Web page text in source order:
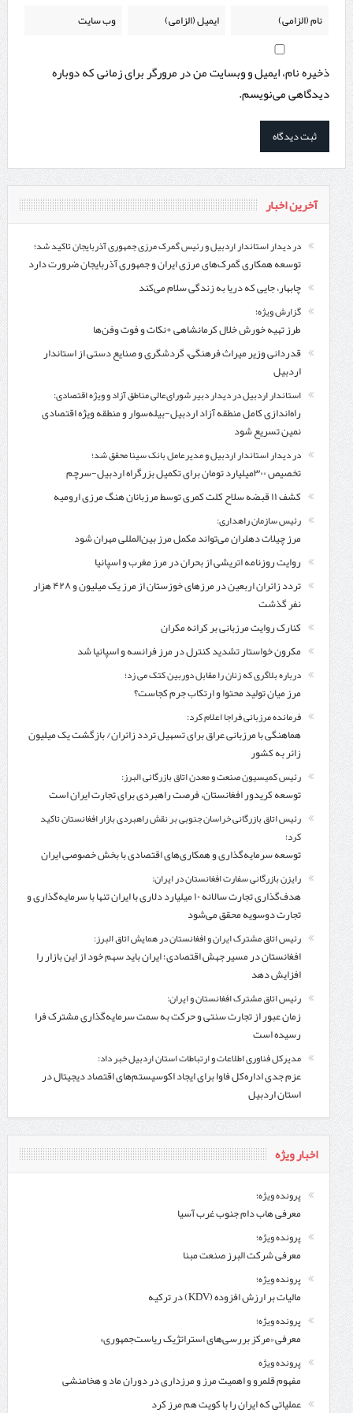
ذخیره نام، ایمیل و وبسایت من در مرورگر برای زمانی که دوباره
دیدگاهی می‌نویسم.
آخرین اخبار
در دیدار استاندار اردبیل و رئیس گمرک مرزی جمهوری آذربایجان تاکید شد؛
توسعه همکاری گمرک‌های مرزی ایران و جمهوری آذربایجان ضرورت دارد
چابهار، جایی که دریا به زندگی سلام می‌کند
گزارش ویژه؛
طرز تهیه خورش خلال کرمانشاهی +نکات و فوت وفن‌ها
قدردانی وزیر میراث فرهنگی، گردشگری و صنایع دستی از استاندار
اردبیل
استاندار اردبیل در دیدار دبیر شورای‌عالی مناطق آزاد و ویژه اقتصادی:
راه‌اندازی کامل منطقه آزاد اردبیل-بیله‌سوار و منطقه ویژه اقتصادی
نمین تسریع شود
در دیدار استاندار اردبیل و مدیرعامل بانک سینا محقق شد؛
تخصیص ۳۰۰میلیارد تومان برای تکمیل بزرگراه اردبیل-سرچم
کشف ۱۱ قبضه سلاح کلت کمری توسط مرزبانان هنگ مرزی ارومیه
رئیس سازمان راهداری:
مرز چیلات دهلران می‌تواند مکمل مرز بین‌المللی مهران شود
روایت روزنامه اتریشی از بحران در مرز مغرب و اسپانیا
تردد زائران اربعین در مرزهای خوزستان از مرز یک میلیون و ۴۲۸ هزار
نفر گذشت
کنارک روایت مرزبانی بر کرانه مکران
مکرون خواستار تشدید کنترل‌ در مرز فرانسه و اسپانیا شد
درباره بلاگری که زنان را مقابل دوربین کتک می زد؛
مرز میان تولید محتوا و ارتکاب جرم کجاست؟
فرمانده مرزبانی فراجا اعلام کرد:
هماهنگی با مرزبانی عراق برای تسهیل تردد زائران/ بازگشت یک میلیون
زائر به کشور
رئیس کمیسیون صنعت و معدن اتاق بازرگانی البرز:
توسعه کریدور افغانستان، فرصت راهبردی برای تجارت ایران است
رئیس اتاق بازرگانی خراسان جنوبی بر نقش راهبردی بازار افغانستان تاکید
کرد؛
توسعه سرمایه‌گذاری و همکاری‌های اقتصادی با بخش خصوصی ایران
رایزن بازرگانی سفارت افغانستان در ایران:
هدف‌گذاری تجارت سالانه ۱۰ میلیارد دلاری با ایران تنها با سرمایه‌گذاری و
تجارت دوسویه محقق می‌شود
رئیس اتاق مشترک ایران و افغانستان در همایش اتاق البرز:
افغانستان در مسیر جهش اقتصادی؛ ایران باید سهم خود از این بازار را
افزایش دهد
رئیس اتاق مشترک افغانستان و ایران:
زمان عبور از تجارت سنتی و حرکت به سمت سرمایه‌گذاری مشترک فرا
رسیده است
مدیرکل فناوری اطلاعات و ارتباطات استان اردبیل خبر داد:
عزم جدی اداره‌کل فاوا برای ایجاد اکوسیستم‌های اقتصاد دیجیتال در
استان اردبیل
اخبار ویژه
پرونده ویژه؛
معرفی هاب دام جنوب غرب آسیا
پرونده ویژه؛
معرفی شركت البرز صنعت مبنا
پرونده ویژه؛
مالیات بر ارزش افزوده (KDV) در ترکیه
پرونده ویژه؛
معرفی «مرکز بررسی‌های استراتژیک ریاست‌جمهوری»
پرونده ویژه
مفهوم قلمرو و اهمیت مرز و مرزداری در دوران ماد و هخامنشی
عملیاتی که ایران را با کویت هم مرز کرد